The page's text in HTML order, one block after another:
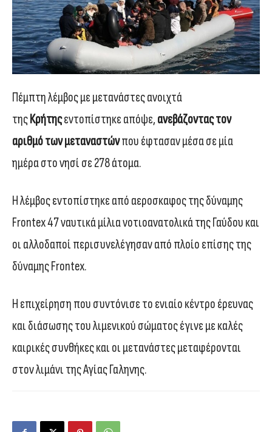
Πέμπτη λέμβος με μετανάστες ανοιχτά
τηςΚρήτηςεντοπίστηκε απόψε, ανεβάζοντας τον
αριθμό των μεταναστώνπου έφτασαν μέσα σε μία
ημέρα στο νησί σε 278 άτομα.
Η λέμβος εντοπίστηκε από αερoσκαφος της δύναμης
Frontex 47 ναυτικά μίλια νοτιοανατολικά της Γαύδου και
οι αλλοδαποί περισυνελέγησαν από πλοίο επίσης της
δύναμης Frontex.
Η επιχείρηση που συντόνισε το ενιαίο κέντρο έρευνας
και διάσωσης του λιμενικού σώματος έγινε με καλές
καιρικές συνθήκες και οι μετανάστες μεταφέρονται
στον λιμάνι της Αγίας Γαληνης.